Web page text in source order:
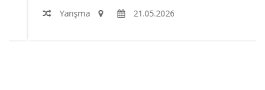
Yarışma 21.05.2026